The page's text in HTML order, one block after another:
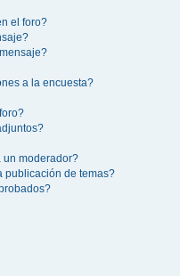
el foro?
a la encuesta?
un moderador?
publicación de temas?